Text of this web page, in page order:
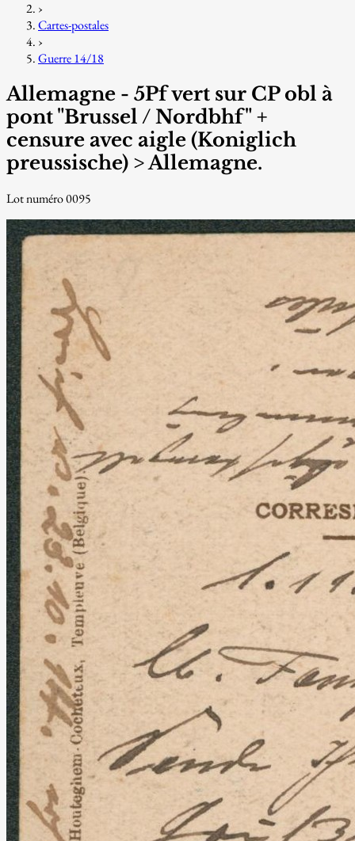
›
Cartes-postales
›
Guerre 14/18
Allemagne - 5Pf vert sur CP obl à
pont "Brussel / Nordbhf" +
censure avec aigle (Koniglich
preussische) > Allemagne.
Lot numéro 0095